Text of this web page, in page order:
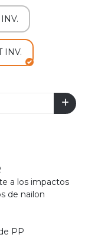
INV.
a los impactos
de nailon
PP